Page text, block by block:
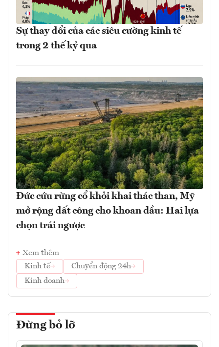
Sự thay đổi của các siêu cường kinh tế
trong 2 thế kỷ qua
Đức cứu rừng cổ khỏi khai thác than, Mỹ
mở rộng đất công cho khoan dầu: Hai lựa
chọn trái ngược
Xem thêm
Kinh tế
Chuyển động 24h
Kinh doanh
Đừng bỏ lỡ